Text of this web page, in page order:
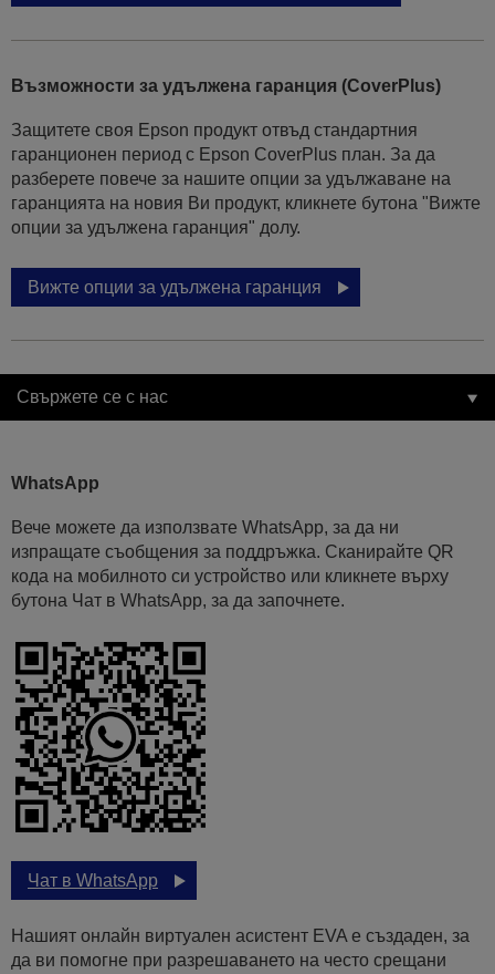
Възможности за удължена гаранция (CoverPlus)
Защитете своя Epson продукт отвъд стандартния
гаранционен период с Epson CoverPlus план. За да
разберете повече за нашите опции за удължаване на
гаранцията на новия Ви продукт, кликнете бутона "Вижте
опции за удължена гаранция" долу.
Вижте опции за удължена гаранция
Свържете се с нас
WhatsApp
Вече можете да използвате WhatsApp, за да ни
изпращате съобщения за поддръжка. Сканирайте QR
кода на мобилното си устройство или кликнете върху
бутона Чат в WhatsApp, за да започнете.
Чат в WhatsApp
Нашият онлайн виртуален асистент EVA е създаден, за
да ви помогне при разрешаването на често срещани